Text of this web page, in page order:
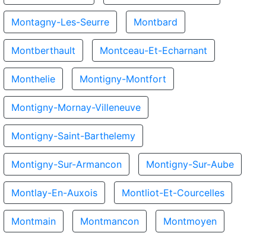
Montagny-Les-Seurre Montbard
Montberthault Montceau-Et-Echarnant
Monthelie Montigny-Montfort
Montigny-Mornay-Villeneuve
Montigny-Saint-Barthelemy
Montigny-Sur-Armancon Montigny-Sur-Aube
Montlay-En-Auxois Montliot-Et-Courcelles
Montmain Montmancon Montmoyen